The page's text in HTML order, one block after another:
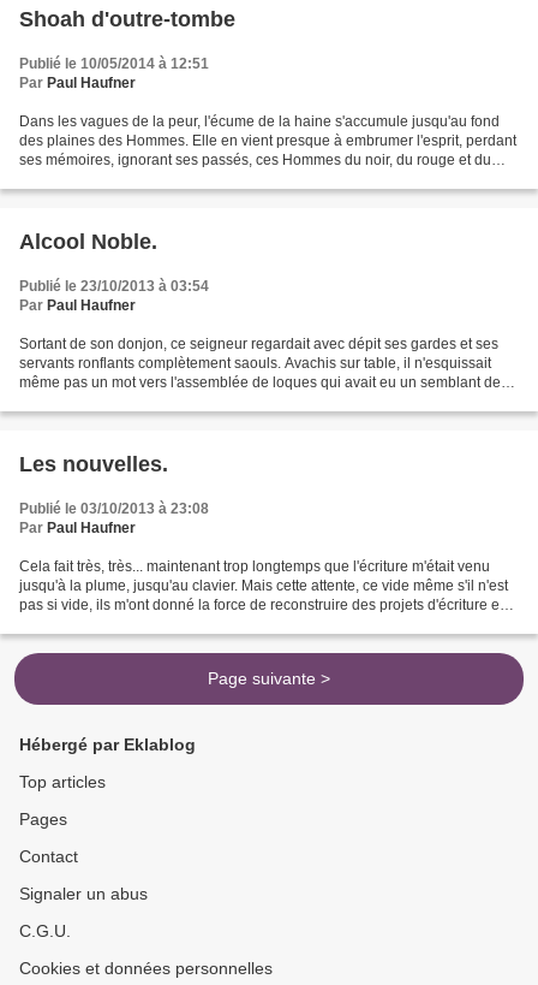
Shoah d'outre-tombe
Publié le 10/05/2014 à 12:51
Par Paul Haufner
Dans les vagues de la peur, l'écume de la haine s'accumule jusqu'au fond
des plaines des Hommes. Elle en vient presque à embrumer l'esprit, perdant
ses mémoires, ignorant ses passés, ces Hommes du noir, du rouge et du
Alcool Noble.
Publié le 23/10/2013 à 03:54
Par Paul Haufner
Sortant de son donjon, ce seigneur regardait avec dépit ses gardes et ses
servants ronflants complètement saouls. Avachis sur table, il n'esquissait
même pas un mot vers l'assemblée de loques qui avait eu un semblant de
Les nouvelles.
Publié le 03/10/2013 à 23:08
Par Paul Haufner
Cela fait très, très... maintenant trop longtemps que l'écriture m'était venu
jusqu'à la plume, jusqu'au clavier. Mais cette attente, ce vide même s'il n'est
pas si vide, ils m'ont donné la force de reconstruire des projets d'écriture en
Page suivante >
Hébergé par Eklablog
Top articles
Pages
Contact
Signaler un abus
C.G.U.
Cookies et données personnelles